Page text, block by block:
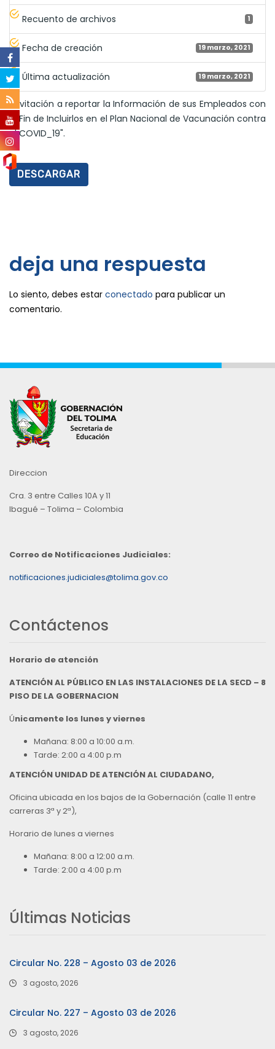
Recuento de archivos 1
Fecha de creación 19 marzo, 2021
Última actualización 19 marzo, 2021
"Invitación a reportar la Información de sus Empleados con
el Fin de Incluirlos en el Plan Nacional de Vacunación contra
el COVID_19".
DESCARGAR
deja una respuesta
Lo siento, debes estar conectado para publicar un
comentario.
Direccion
Cra. 3 entre Calles 10A y 11
Ibagué – Tolima – Colombia
Correo de Notificaciones Judiciales:
notificaciones.judiciales@tolima.gov.co
Contáctenos
Horario de atención
ATENCIÓN AL PÚBLICO EN LAS INSTALACIONES DE LA SECD – 8
PISO DE LA GOBERNACION
Únicamente los lunes y viernes
Mañana: 8:00 a 10:00 a.m.
Tarde: 2:00 a 4:00 p.m
ATENCIÓN UNIDAD DE ATENCIÓN AL CIUDADANO,
Oficina ubicada en los bajos de la Gobernación (calle 11 entre
carreras 3ª y 2ª),
Horario de lunes a viernes
Mañana: 8:00 a 12:00 a.m.
Tarde: 2:00 a 4:00 p.m
Últimas Noticias
Circular No. 228 – Agosto 03 de 2026
3 agosto, 2026
Circular No. 227 – Agosto 03 de 2026
3 agosto, 2026